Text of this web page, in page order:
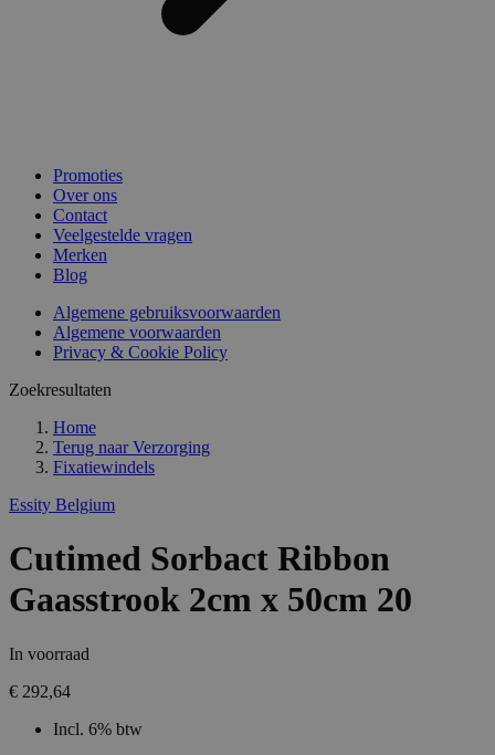
Promoties
Over ons
Contact
Veelgestelde vragen
Merken
Blog
Algemene gebruiksvoorwaarden
Algemene voorwaarden
Privacy & Cookie Policy
Zoekresultaten
Home
Terug naar Verzorging
Fixatiewindels
Essity Belgium
Cutimed Sorbact Ribbon
Gaasstrook 2cm x 50cm 20
In voorraad
€ 292,64
Incl. 6% btw